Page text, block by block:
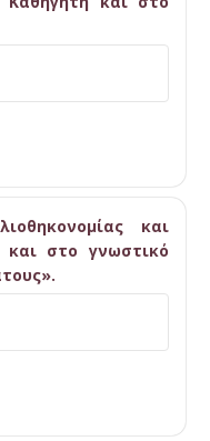
και
και στο γνωστικό